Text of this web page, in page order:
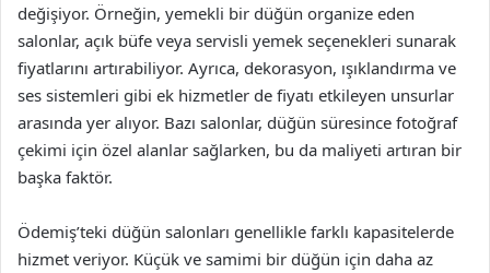
değişiyor. Örneğin, yemekli bir düğün organize eden
salonlar, açık büfe veya servisli yemek seçenekleri sunarak
fiyatlarını artırabiliyor. Ayrıca, dekorasyon, ışıklandırma ve
ses sistemleri gibi ek hizmetler de fiyatı etkileyen unsurlar
arasında yer alıyor. Bazı salonlar, düğün süresince fotoğraf
çekimi için özel alanlar sağlarken, bu da maliyeti artıran bir
başka faktör.
Ödemiş’teki düğün salonları genellikle farklı kapasitelerde
hizmet veriyor. Küçük ve samimi bir düğün için daha az